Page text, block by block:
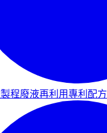
程廢液再利用專利配方